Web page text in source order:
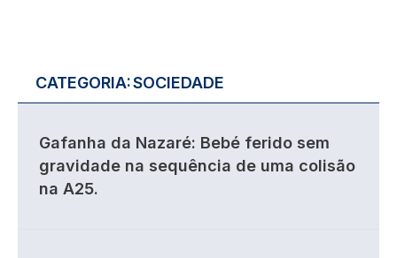
CATEGORIA:SOCIEDADE
Gafanha da Nazaré: Bebé ferido sem
gravidade na sequência de uma colisão
na A25.